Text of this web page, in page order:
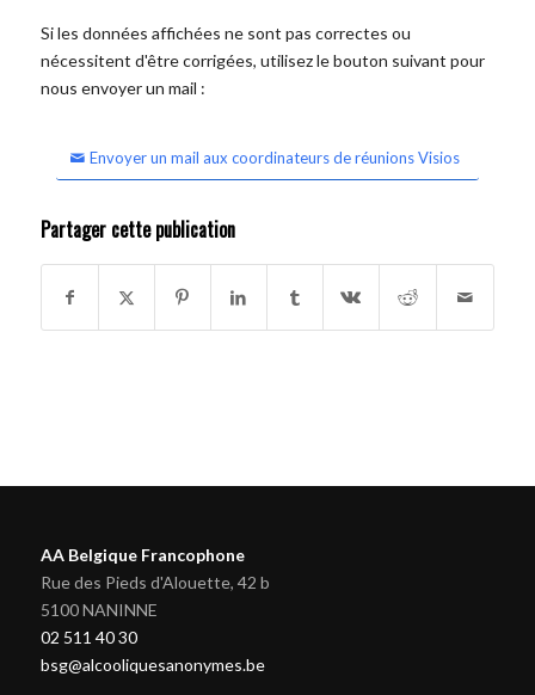
Si les données affichées ne sont pas correctes ou
nécessitent d'être corrigées, utilisez le bouton suivant pour
nous envoyer un mail :
Envoyer un mail aux coordinateurs de réunions Visios
Partager cette publication
AA Belgique Francophone
Rue des Pieds d'Alouette, 42 b
5100 NANINNE
02 511 40 30
bsg@alcooliquesanonymes.be